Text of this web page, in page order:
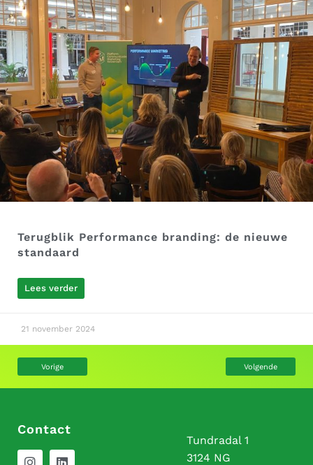
Terugblik Performance branding: de nieuwe
standaard
Lees verder
21 november 2024
Vorige Volgende
Contact
Tundradal 1
3124 NG